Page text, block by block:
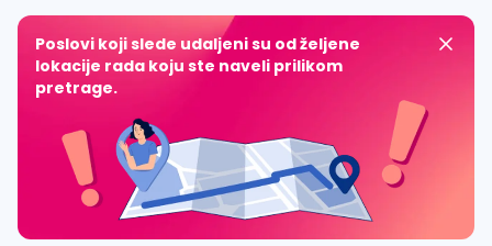
Poslovi koji slede udaljeni su od željene
lokacije rada koju ste naveli prilikom
pretrage.